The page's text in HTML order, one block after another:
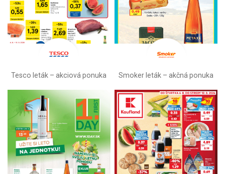
Tesco leták – akciová ponuka Smoker leták – akčná ponuka